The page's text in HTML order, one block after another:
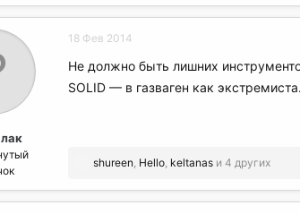
18 Фев 2014
Не должно быть лишних
SOLID — в газваген как
Р
а
shureen Hello keltanas и 4 других